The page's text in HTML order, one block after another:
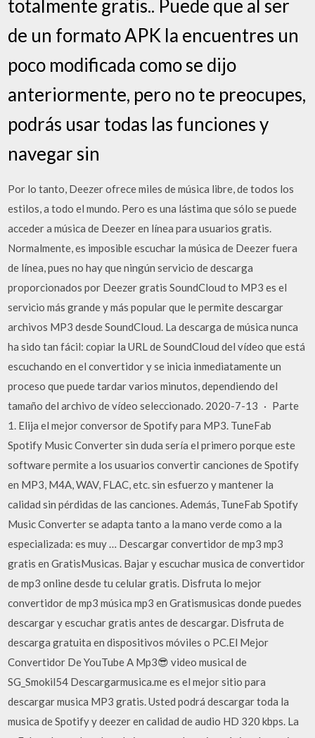
totalmente gratis.. Puede que al ser
de un formato APK la encuentres un
poco modificada como se dijo
anteriormente, pero no te preocupes,
podrás usar todas las funciones y
navegar sin
Por lo tanto, Deezer ofrece miles de música libre, de todos los
estilos, a todo el mundo. Pero es una lástima que sólo se puede
acceder a música de Deezer en línea para usuarios gratis.
Normalmente, es imposible escuchar la música de Deezer fuera
de línea, pues no hay que ningún servicio de descarga
proporcionados por Deezer gratis SoundCloud to MP3 es el
servicio más grande y más popular que le permite descargar
archivos MP3 desde SoundCloud. La descarga de música nunca
ha sido tan fácil: copiar la URL de SoundCloud del vídeo que está
escuchando en el convertidor y se inicia inmediatamente un
proceso que puede tardar varios minutos, dependiendo del
tamaño del archivo de vídeo seleccionado. 2020-7-13 · Parte
1. Elija el mejor conversor de Spotify para MP3. TuneFab
Spotify Music Converter sin duda sería el primero porque este
software permite a los usuarios convertir canciones de Spotify
en MP3, M4A, WAV, FLAC, etc. sin esfuerzo y mantener la
calidad sin pérdidas de las canciones. Además, TuneFab Spotify
Music Converter se adapta tanto a la mano verde como a la
especializada: es muy … Descargar convertidor de mp3 mp3
gratis en GratisMusicas. Bajar y escuchar musica de convertidor
de mp3 online desde tu celular gratis. Disfruta lo mejor
convertidor de mp3 música mp3 en Gratismusicas donde puedes
descargar y escuchar gratis antes de descargar. Disfruta de
descarga gratuita en dispositivos móviles o PC.El Mejor
Convertidor De YouTube A Mp3😎 video musical de
SG_Smokil54 Descargarmusica.me es el mejor sitio para
descargar musica MP3 gratis. Usted podrá descargar toda la
musica de Spotify y deezer en calidad de audio HD 320 kbps. La